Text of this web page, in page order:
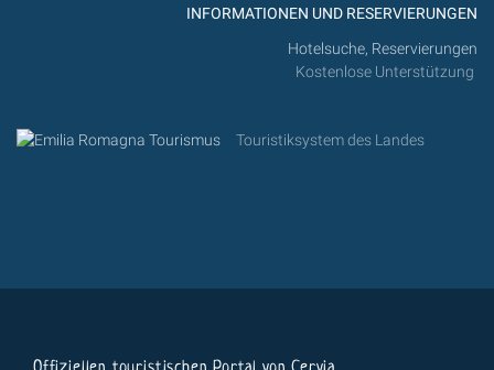
INFORMATIONEN UND RESERVIERUNGEN
Hotelsuche, Reservierungen
Kostenlose Unterstützung
Touristiksystem des Landes